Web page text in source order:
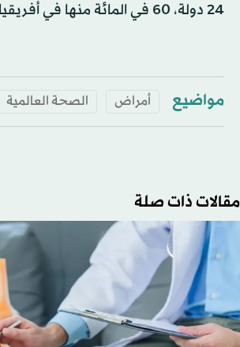
24 دولة، 60 في المائة منها في أفريقيا.
مواضيع أمراض الصحة العالمية
مقالات ذات صلة